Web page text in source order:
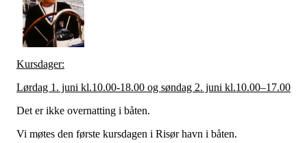
Kursdager:
Lørdag 1. juni kl.10.00-18.00 og søndag 2. juni kl.10.00–17.00
Det er ikke overnatting i båten.
Vi møtes den første kursdagen i Risør havn i båten.